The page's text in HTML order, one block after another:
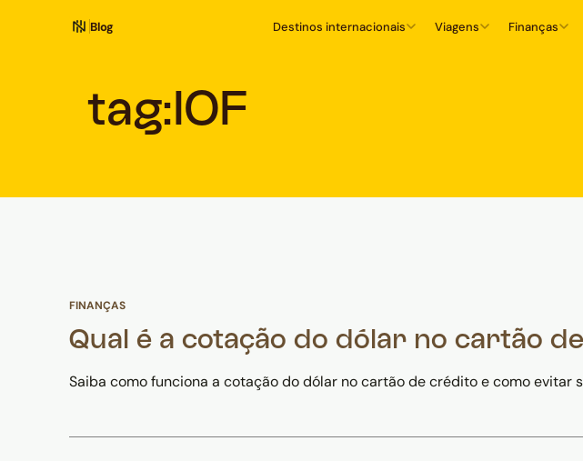
Blog Destinos internacionais Viagens Finanças
tag:IOF
FINANÇAS
Qual é a cotação do dólar no cartão
Saiba como funciona a cotação do dólar no cartão de crédito e como evitar